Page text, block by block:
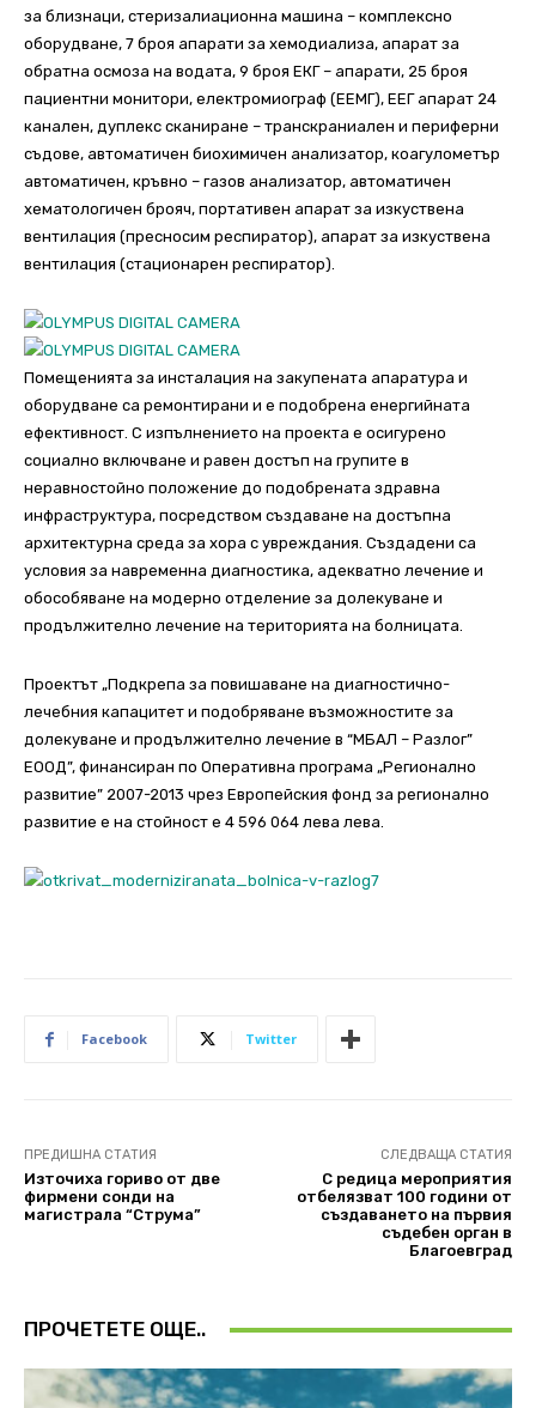
за близнаци, стеризалиационна машина – комплексно
оборудване, 7 броя апарати за хемодиализа, апарат за
обратна осмоза на водата, 9 броя ЕКГ – апарати, 25 броя
пациентни монитори, електромиограф (ЕЕМГ), ЕЕГ апарат 24
канален, дуплекс сканиране – транскраниален и периферни
съдове, автоматичен биохимичен анализатор, коагулометър
автоматичен, кръвно – газов анализатор, автоматичен
хематологичен брояч, портативен апарат за изкуствена
вентилация (пресносим респиратор), апарат за изкуствена
вентилация (стационарен респиратор).
Помещенията за инсталация на закупената апаратура и
оборудване са ремонтирани и е подобрена енергийната
ефективност. С изпълнението на проекта е осигурено
социално включване и равен достъп на групите в
неравностойно положение до подобрената здравна
инфраструктура, посредством създаване на достъпна
архитектурна среда за хора с увреждания. Създадени са
условия за навременна диагностика, адекватно лечение и
обособяване на модерно отделение за долекуване и
продължително лечение на територията на болницата.
Проектът „Подкрепа за повишаване на диагностично-
лечебния капацитет и подобряване възможностите за
долекуване и продължително лечение в “МБАЛ – Разлог”
ЕООД”, финансиран по Оперативна програма „Регионално
развитие” 2007-2013 чрез Европейския фонд за регионално
развитие е на стойност е 4 596 064 лева лева.
Facebook Twitter
ПРЕДИШНА СТАТИЯ
Източиха гориво от две
фирмени сонди на
магистрала “Струма”
СЛЕДВАЩА СТАТИЯ
С редица мероприятия
отбелязват 100 години от
създаването на първия
съдебен орган в
Благоевград
ПРОЧЕТЕТЕ ОЩЕ..